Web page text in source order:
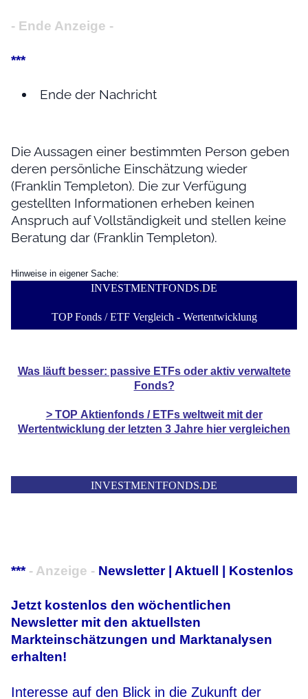
- Ende Anzeige -
***
Ende der Nachricht
Die Aussagen einer bestimmten Person geben
deren persönliche Einschätzung wieder
(Franklin Templeton). Die zur Verfügung
gestellten Informationen erheben keinen
Anspruch auf Vollständigkeit und stellen keine
Beratung dar (Franklin Templeton).
Hinweise in eigener Sache:
INVESTMENTFONDS.DE
TOP Fonds / ETF Vergleich - Wertentwicklung
Was läuft besser: passive ETFs oder aktiv verwaltete
Fonds?
> TOP Aktienfonds / ETFsweltweit mit der
Wertentwicklung der letzten 3 Jahre hier vergleichen
INVESTMENTFONDS.DE
*** - Anzeige - Newsletter | Aktuell | Kostenlos
Jetzt kostenlos den wöchentlichen
Newsletter mit den aktuellsten
Markteinschätzungen und Marktanalysen
erhalten!
Interesse auf den Blick in die Zukunft der